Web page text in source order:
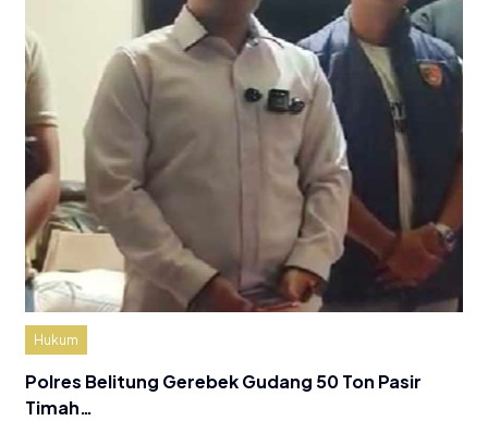
Hukum
Polres Belitung Gerebek Gudang 50 Ton Pasir
Timah…